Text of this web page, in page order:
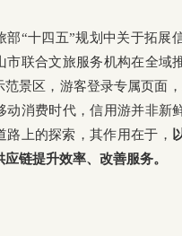
部“十四五”规划中关于拓展
市联合文旅服务机构在全域
范景区，游客登录专属页面
动消费时代，信用游并非新
路上的探索，其作用在于，
链提升效率、改善服务。